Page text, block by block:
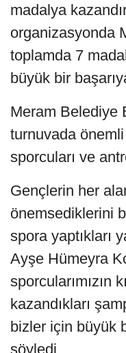
madalya
organizasyonda
toplamda 7
büyük bir
Meram Belediye
turnuvada
sporcuları ve
Gençlerin her
önemsediklerini
spora yaptıkları
Ayşe Hümeyra
sporcularımızın
kazandıkları
bizler için büyük
söyledi.